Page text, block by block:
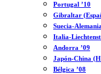
Portugal ’10
Gibraltar
Suecia-
Italia-
Andorra ’09
Japón-China
Bélgica ’08